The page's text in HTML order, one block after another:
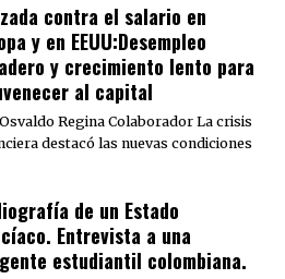
contra el salario en
y en EEUU:Desempleo
y crecimiento lento para
al capital
Regina Colaborador La crisis
destacó las nuevas condiciones
de un Estado
Entrevista a una
estudiantil colombiana.